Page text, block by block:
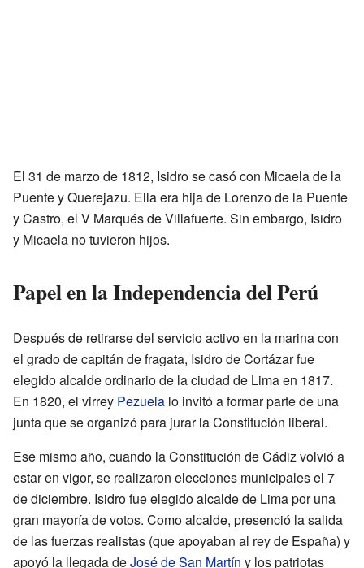
El 31 de marzo de 1812, Isidro se casó con Micaela de la
Puente y Querejazu. Ella era hija de Lorenzo de la Puente
y Castro, el V Marqués de Villafuerte. Sin embargo, Isidro
y Micaela no tuvieron hijos.
Papel en la Independencia del Perú
Después de retirarse del servicio activo en la marina con
el grado de capitán de fragata, Isidro de Cortázar fue
elegido alcalde ordinario de la ciudad de Lima en 1817.
En 1820, el virrey Pezuela lo invitó a formar parte de una
junta que se organizó para jurar la Constitución liberal.
Ese mismo año, cuando la Constitución de Cádiz volvió a
estar en vigor, se realizaron elecciones municipales el 7
de diciembre. Isidro fue elegido alcalde de Lima por una
gran mayoría de votos. Como alcalde, presenció la salida
de las fuerzas realistas (que apoyaban al rey de España) y
apoyó la llegada deJosé de San Martín y los patriotas